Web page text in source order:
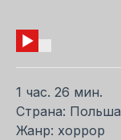
1 час. 26 мин.
Страна: Польша
Жанр: хоррор